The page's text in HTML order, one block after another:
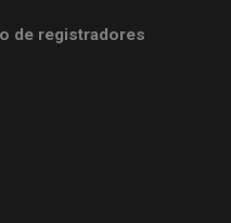
de registradores
(abre en ventana nueva)
(abre en ventana nueva)